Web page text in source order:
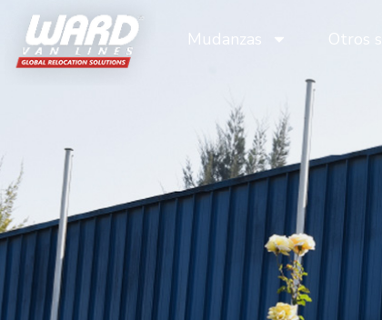
Mudanzas Otros
Mudanzas Otros